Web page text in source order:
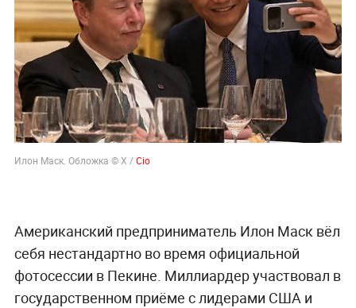
Илон Маск. Обложка © X /Cio
Американский предприниматель Илон Маск вёл
себя нестандартно во время официальной
фотосессии в Пекине. Миллиардер участвовал в
государственном приёме с лидерами США и